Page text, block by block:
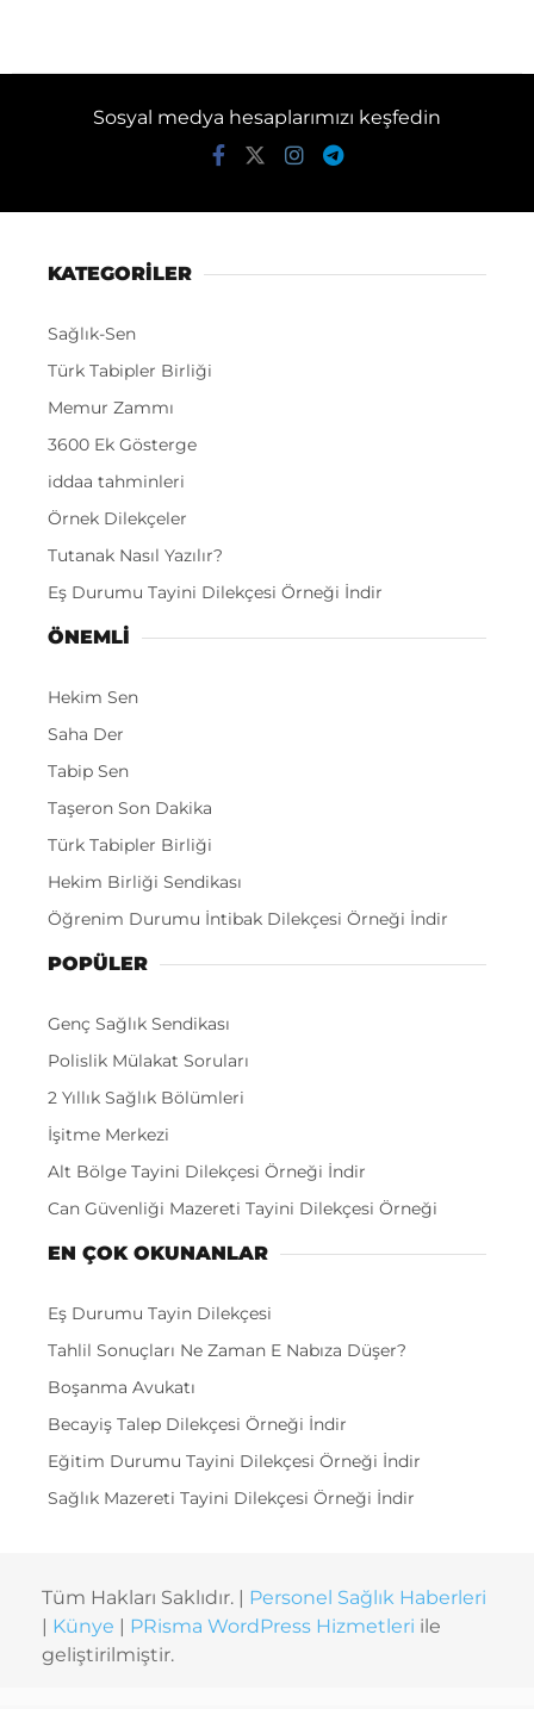
Sosyal medya hesaplarımızı keşfedin
KATEGORİLER
Sağlık-Sen
Türk Tabipler Birliği
Memur Zammı
3600 Ek Gösterge
iddaa tahminleri
Örnek Dilekçeler
Tutanak Nasıl Yazılır?
Eş Durumu Tayini Dilekçesi Örneği İndir
ÖNEMLI
Hekim Sen
Saha Der
Tabip Sen
Taşeron Son Dakika
Türk Tabipler Birliği
Hekim Birliği Sendikası
Öğrenim Durumu İntibak Dilekçesi Örneği İndir
POPÜLER
Genç Sağlık Sendikası
Polislik Mülakat Soruları
2 Yıllık Sağlık Bölümleri
İşitme Merkezi
Alt Bölge Tayini Dilekçesi Örneği İndir
Can Güvenliği Mazereti Tayini Dilekçesi Örneği
EN ÇOK OKUNANLAR
Eş Durumu Tayin Dilekçesi
Tahlil Sonuçları Ne Zaman E Nabıza Düşer?
Boşanma Avukatı
Becayiş Talep Dilekçesi Örneği İndir
Eğitim Durumu Tayini Dilekçesi Örneği İndir
Sağlık Mazereti Tayini Dilekçesi Örneği İndir
Tüm Hakları Saklıdır. | Personel Sağlık Haberleri
| Künye | PRisma WordPress Hizmetleri ile
geliştirilmiştir.